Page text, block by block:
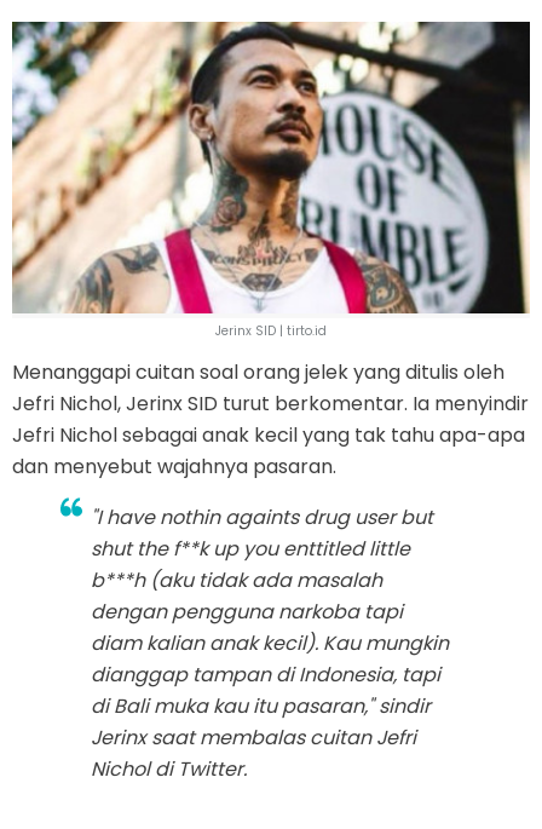
Jerinx SID | tirto.id
Menanggapi cuitan soal orang jelek yang ditulis oleh
Jefri Nichol, Jerinx SID turut berkomentar. Ia menyindir
Jefri Nichol sebagai anak kecil yang tak tahu apa-apa
dan menyebut wajahnya pasaran.
"I have nothin againts drug user but
shut the f**k up you enttitled little
b***h (aku tidak ada masalah
dengan pengguna narkoba tapi
diam kalian anak kecil). Kau mungkin
dianggap tampan di Indonesia, tapi
di Bali muka kau itu pasaran," sindir
Jerinx saat membalas cuitan Jefri
Nichol di Twitter.